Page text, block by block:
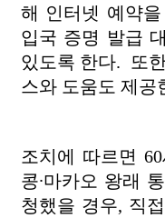
해 인터넷 예약
입국 증명 발급
있도록 한다. 또
스와 도움도 제공
조치에 따르면
콩∙마카오 왕래
청했을 경우, 직